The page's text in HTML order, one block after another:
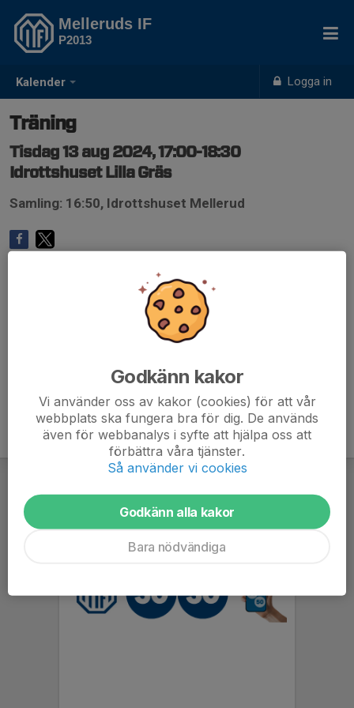
Kalender Logga in
Melleruds IF
P2013
Träning
Tisdag 13 aug 2024, 17:00-18:30
Idrottshuset Lilla Gräs
Samling: 16:50, Idrottshuset Mellerud
Godkänn kakor
Vi använder oss av kakor (cookies) för att vår
webbplats ska fungera bra för dig. De används
även för webbanalys i syfte att hjälpa oss att
förbättra våra tjänster.
Så använder vi cookies
Godkänn alla kakor
Bara nödvändiga